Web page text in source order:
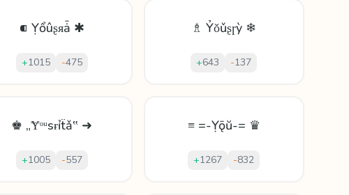
⁌ Ỵổûʂᴙǡ ✱
+1015 -475
♗ Ỷǒǔʂɼỳ ❄
+643 -137
♚ „Ɏᵒᵘѕɍỉẗǎ‟ ➜
+1005 -557
≡ =-Ỵǭŭ-= ♛
+1267 -832